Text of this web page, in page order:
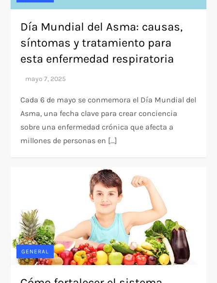
Día Mundial del Asma: causas,
síntomas y tratamiento para
esta enfermedad respiratoria
Cada 6 de mayo se conmemora el Día Mundial del
Asma, una fecha clave para crear conciencia
sobre una enfermedad crónica que afecta a
millones de personas en […]
GENERAL